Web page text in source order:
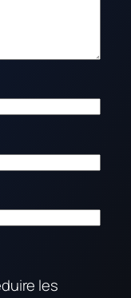
les